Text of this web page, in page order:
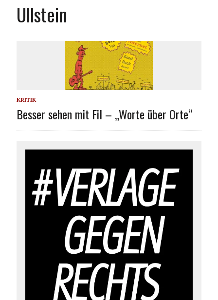
Ullstein
KRITIK
Besser sehen mit Fil – „Worte über Orte“